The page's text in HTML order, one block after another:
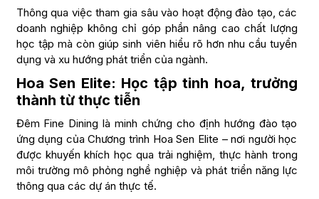
Thông qua việc tham gia sâu vào hoạt động đào tạo, các
doanh nghiệp không chỉ góp phần nâng cao chất lượng
học tập mà còn giúp sinh viên hiểu rõ hơn nhu cầu tuyển
dụng và xu hướng phát triển của ngành.
Hoa Sen Elite: Học tập tinh hoa, trưởng
thành từ thực tiễn
Đêm Fine Dining là minh chứng cho định hướng đào tạo
ứng dụng của Chương trình Hoa Sen Elite – nơi người học
được khuyến khích học qua trải nghiệm, thực hành trong
môi trường mô phỏng nghề nghiệp và phát triển năng lực
thông qua các dự án thực tế.